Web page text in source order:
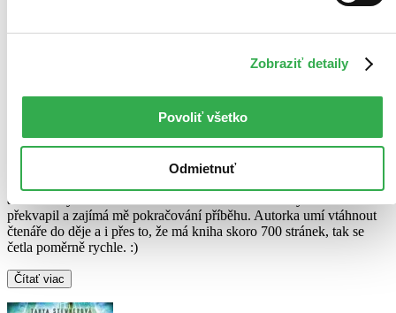
Zobraziť detaily
Povoliť všetko
Odmietnuť
Moje aktivity
22.04.2025 08:08
Popravdě mám smíšené pocity. Ostatní díly se mi rozhodne líbily o
něco více než tenhle (možná tím, že jsem už vyrostla), ale tenhle byl
taky super. Kniha mi chvílemi připadala zbytecně dlouhá a
a vlastně bych knihu asi kratší nechtěla. Konec knihy mě mile
překvapil a zajímá mě pokračování příběhu. Autorka umí vtáhnout
čtenáře do děje a i přes to, že má kniha skoro 700 stránek, tak se
četla poměrně rychle. :)
Čítať viac